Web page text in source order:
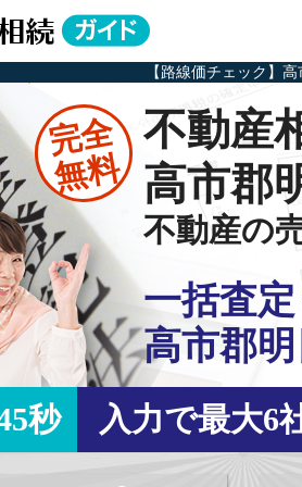
【路線価チェック】
完全
無料
不動産
高市郡
不動産の
一括査
高市郡
秒 入力で最大6